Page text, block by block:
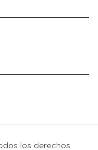
los derechos